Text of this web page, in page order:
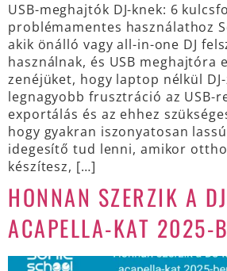
USB-meghajtók DJ-knek: 6
problémamentes használathoz
akik önálló vagy all-in-one DJ
használnak, és USB meghajtóra
zenéjüket, hogy laptop nélkül
legnagyobb frusztráció az USB-
exportálás és az ehhez
hogy gyakran iszonyatosan
idegesítő tud lenni, amikor
készítesz, […]
HONNAN SZERZIK A
ACAPELLA-KAT 2025-